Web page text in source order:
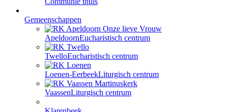
Gemeenschappen
ApeldoornEucharistisch centrum
TwelloEucharistisch centrum
Loenen-EerbeekLiturgisch centrum
VaassenLiturgisch centrum